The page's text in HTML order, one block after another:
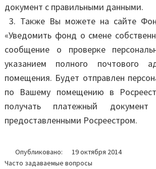
Опубликовано:
19 октября 2014
Часто задаваемые вопросы
документ с правильными данными.
3. Также Вы можете на сайте
«Уведомить фонд о смене
сообщение о проверке
указанием полного почтового
помещения. Будет отправлен
по Вашему помещению в
получать платежный
предоставленными Росреестром.